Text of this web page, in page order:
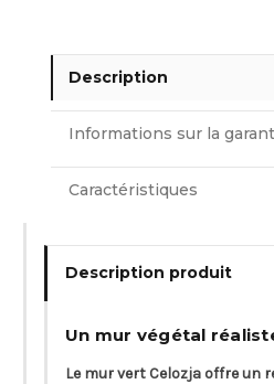
Description
Informations sur la
Caractéristiques
Description produit
Un mur végétal
Le mur vert Celozja offre un